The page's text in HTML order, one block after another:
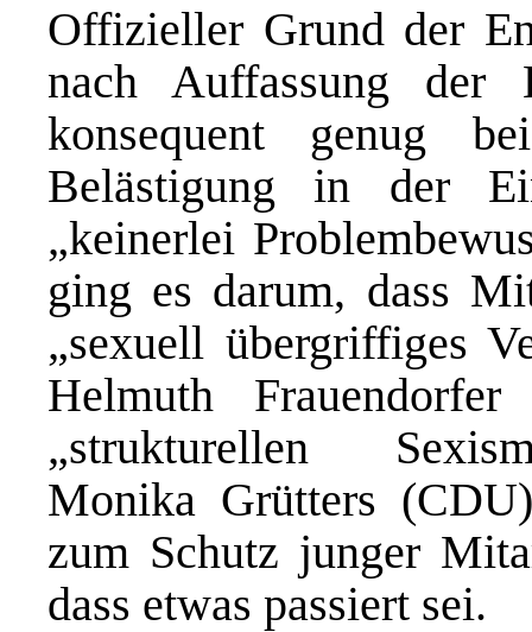
Offizieller Grund der
nach Auffassung der
konsequent genug
Belästigung in der
„keinerlei
ging es darum, dass
„sexuell übergriffiges
Helmuth
„strukturellen
Monika Grütters
zum Schutz junger
dass etwas passiert sei.